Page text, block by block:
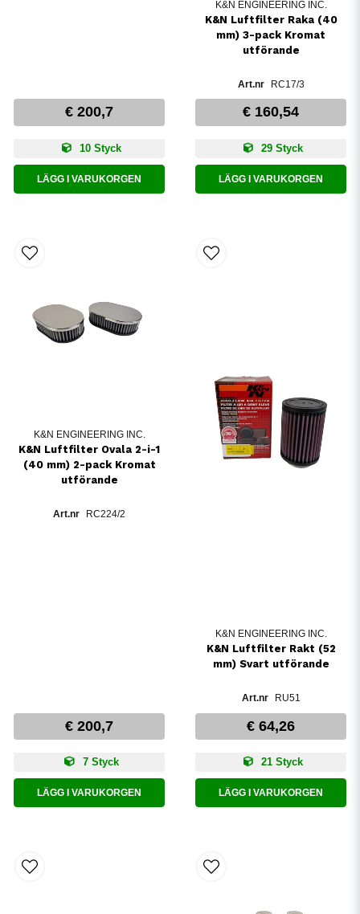
€ 200,7
10 Styck
LÄGG I VARUKORGEN
K&N ENGINEERING INC.
K&N Luftfilter Raka (40
mm) 3-pack Kromat
utförande
RC17/3
€ 160,54
29 Styck
LÄGG I VARUKORGEN
K&N ENGINEERING INC.
K&N Luftfilter Ovala 2-i-1
(40 mm) 2-pack Kromat
utförande
RC224/2
€ 200,7
7 Styck
LÄGG I VARUKORGEN
K&N ENGINEERING INC.
K&N Luftfilter Rakt (52
mm) Svart utförande
RU51
€ 64,26
21 Styck
LÄGG I VARUKORGEN